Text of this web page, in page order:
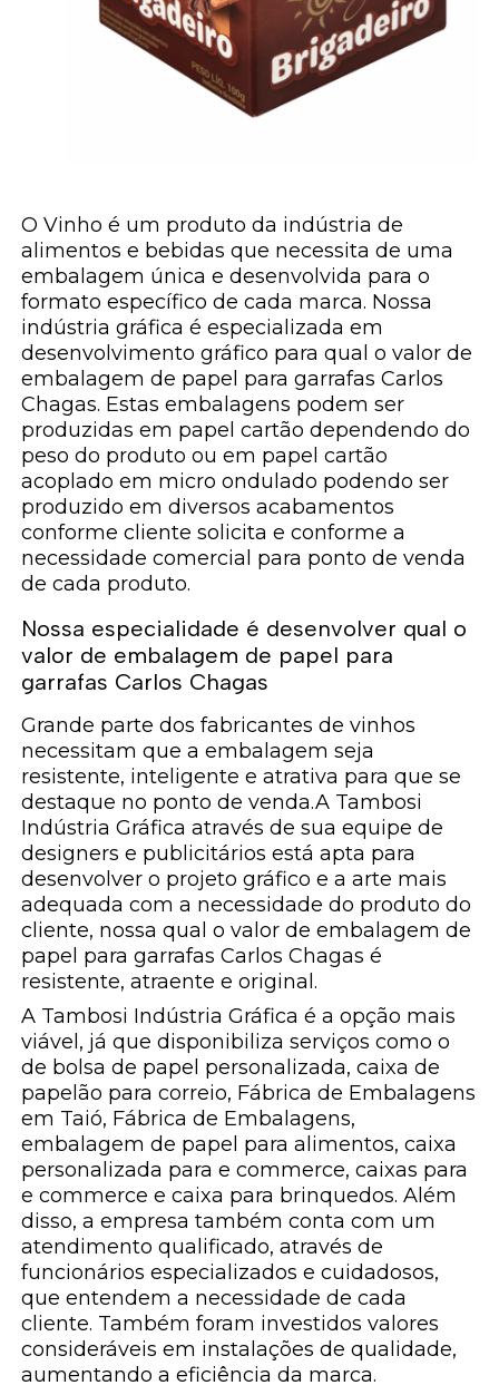
O Vinho é um produto da indústria de
alimentos e bebidas que necessita de uma
embalagem única e desenvolvida para o
formato específico de cada marca. Nossa
indústria gráfica é especializada em
desenvolvimento gráfico para qual o valor de
embalagem de papel para garrafas Carlos
Chagas. Estas embalagens podem ser
produzidas em papel cartão dependendo do
peso do produto ou em papel cartão
acoplado em micro ondulado podendo ser
produzido em diversos acabamentos
conforme cliente solicita e conforme a
necessidade comercial para ponto de venda
de cada produto.
Nossa especialidade é desenvolver qual o
valor de embalagem de papel para
garrafas Carlos Chagas
Grande parte dos fabricantes de vinhos
necessitam que a embalagem seja
resistente, inteligente e atrativa para que se
destaque no ponto de venda.A Tambosi
Indústria Gráfica através de sua equipe de
designers e publicitários está apta para
desenvolver o projeto gráfico e a arte mais
adequada com a necessidade do produto do
cliente, nossa qual o valor de embalagem de
papel para garrafas Carlos Chagas é
resistente, atraente e original.
A Tambosi Indústria Gráfica é a opção mais
viável, já que disponibiliza serviços como o
de bolsa de papel personalizada, caixa de
papelão para correio, Fábrica de Embalagens
em Taió, Fábrica de Embalagens,
embalagem de papel para alimentos, caixa
personalizada para e commerce, caixas para
e commerce e caixa para brinquedos. Além
disso, a empresa também conta com um
atendimento qualificado, através de
funcionários especializados e cuidadosos,
que entendem a necessidade de cada
cliente. Também foram investidos valores
consideráveis em instalações de qualidade,
aumentando a eficiência da marca.